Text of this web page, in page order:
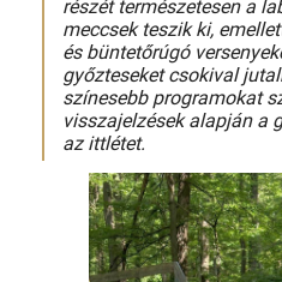
részét természetesen a
meccsek teszik ki,
és büntetőrúgó
győzteseket csokival
színesebb programokat
visszajelzések alapján a
az ittlétet.